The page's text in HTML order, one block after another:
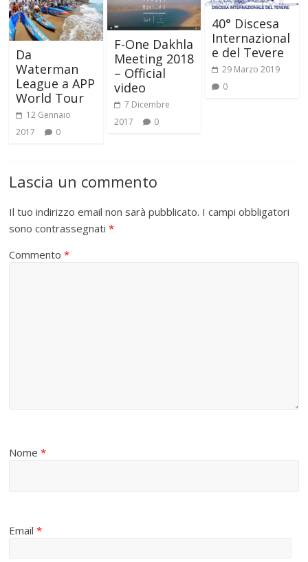
Da
Waterman
League a APP
World Tour
12 Gennaio
2017
0
F-One Dakhla
Meeting 2018
– Official
video
7 Dicembre
2017
0
40° Discesa
Internazional
e del Tevere
29 Marzo 2019
0
Lascia un commento
Il tuo indirizzo email non sarà pubblicato. I campi obbligatori
sono contrassegnati*
Commento*
Nome*
Email*